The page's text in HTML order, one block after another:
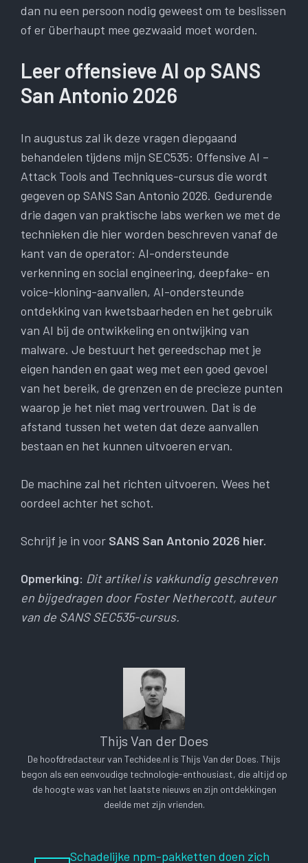
dan nu een persoon nodig geweest om te beslissen
of er überhaupt mee gezwaaid moet worden.
Leer offensieve AI op SANS
San Antonio 2026
In augustus zal ik deze vragen diepgaand
behandelen tijdens mijn SEC535: Offensive AI –
Attack Tools and Techniques-cursus die wordt
gegeven op SANS San Antonio 2026. Gedurende
drie dagen van praktische labs werken we met de
technieken die hier worden beschreven vanaf de
kant van de operator: AI-ondersteunde
verkenning en social engineering, deepfake- en
voice-kloning-aanvallen, AI-ondersteunde
ontdekking van kwetsbaarheden en het gebruik
van AI bij de ontwikkeling en ontwijking van
malware. Je bestuurt het gereedschap met je
eigen handen en gaat weg met een goed gevoel
van het bereik, de grenzen en de precieze punten
waarop je het niet mag vertrouwen. Dat is de
afstand tussen het weten dat deze aanvallen
bestaan ​​en het kunnen uitvoeren ervan.
De machine zal het richten uitvoeren. Wees het
oordeel achter het schot.
Schrijf je in voor SANS San Antonio 2026 hier.
Opmerking: Dit artikel is vakkundig geschreven
en bijgedragen door Foster Nethercott, auteur
van de SANS SEC535-cursus.
Thijs Van der Does
De hoofdredacteur van Techidee.nl is Thijs Van der Does. Thijs
begon als een eenvoudige technologie-enthousiast, die altijd op
de hoogte was van het laatste nieuws en zijn ontdekkingen
deelde met zijn vrienden.
Schadelijke npm-pakketten doen zich